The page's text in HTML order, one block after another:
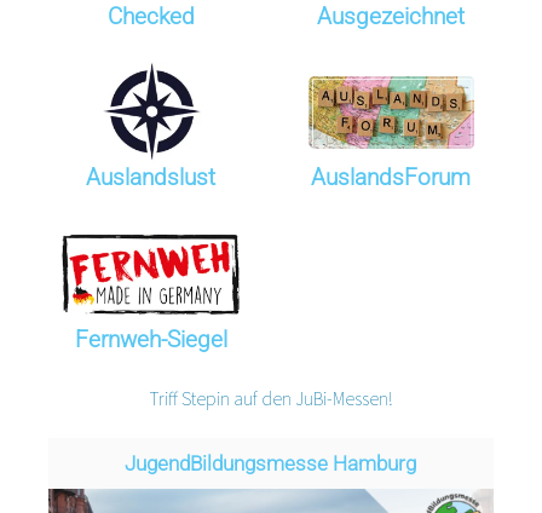
Checked Ausgezeichnet
Auslandslust AuslandsForum
Fernweh-Siegel
Triff Stepin auf den JuBi-Messen!
Jugend­­­­­Bildungsmess­e Hamburg